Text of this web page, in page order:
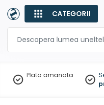
CATEGORII
Plata amanata